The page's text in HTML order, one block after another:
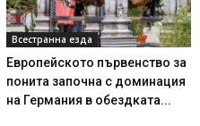
Всестранна езда
Европейското първенство за
понита започна с доминация
на Германия в обездката...